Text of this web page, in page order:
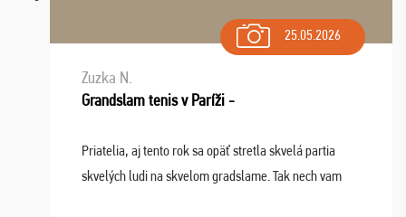
25.05.2026
Zuzka N.
Grandslam tenis v Paríži -
Priatelia, aj tento rok sa opäť stretla skvelá partia
skvelých ludi na skvelom gradslame. Tak nech vam